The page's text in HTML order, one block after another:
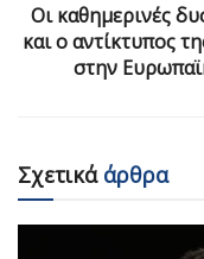
Οι καθημερινές
και ο αντίκτυπος
στην
Σχετικάάρθρα